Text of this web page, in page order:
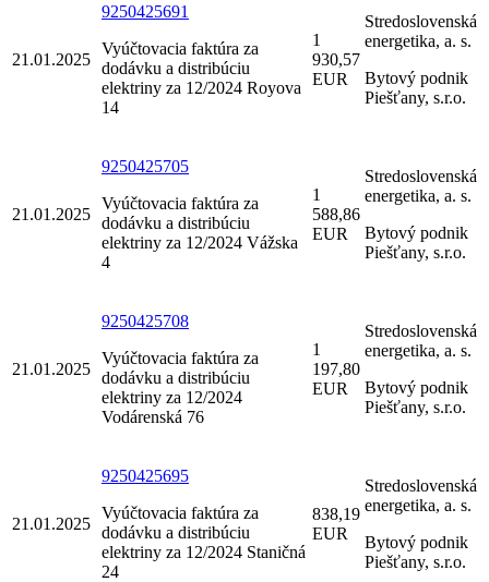
21.01.2025
9250425691
Vyúčtovacia faktúra za
dodávku a distribúciu
elektriny za 12/2024 Royova
14
1
930,57
EUR
Stredoslovenská
energetika, a. s.
Bytový podnik
Piešťany, s.r.o.
21.01.2025
9250425705
Vyúčtovacia faktúra za
dodávku a distribúciu
elektriny za 12/2024 Vážska
4
1
588,86
EUR
Stredoslovenská
energetika, a. s.
Bytový podnik
Piešťany, s.r.o.
21.01.2025
9250425708
Vyúčtovacia faktúra za
dodávku a distribúciu
elektriny za 12/2024
Vodárenská 76
1
197,80
EUR
Stredoslovenská
energetika, a. s.
Bytový podnik
Piešťany, s.r.o.
21.01.2025
9250425695
Vyúčtovacia faktúra za
dodávku a distribúciu
elektriny za 12/2024 Staničná
24
838,19
EUR
Stredoslovenská
energetika, a. s.
Bytový podnik
Piešťany, s.r.o.